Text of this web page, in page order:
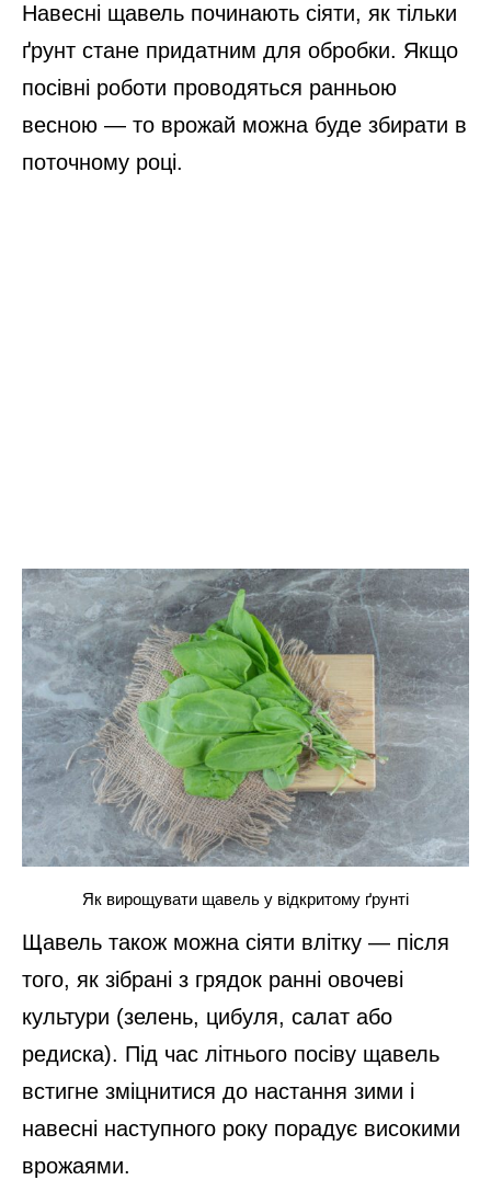
Навесні щавель починають сіяти, як тільки
ґрунт стане придатним для обробки. Якщо
посівні роботи проводяться ранньою
весною — то врожай можна буде збирати в
поточному році.
Як вирощувати щавель у відкритому ґрунті
Щавель також можна сіяти влітку — після
того, як зібрані з грядок ранні овочеві
культури (зелень, цибуля, салат або
редиска). Під час літнього посіву щавель
встигне зміцнитися до настання зими і
навесні наступного року порадує високими
врожаями.